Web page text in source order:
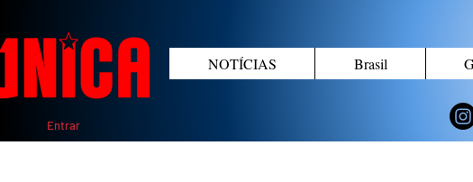
Entrar
NOTÍCIAS Brasil